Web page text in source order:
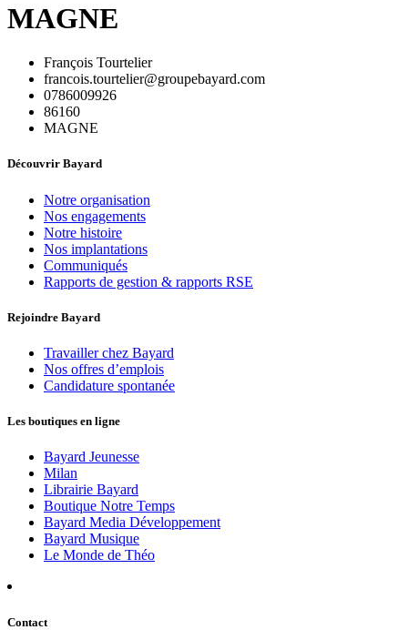
MAGNE
François Tourtelier
francois.tourtelier@groupebayard.com
0786009926
86160
MAGNE
Découvrir Bayard
Notre organisation
Nos engagements
Notre histoire
Nos implantations
Communiqués
Rapports de gestion & rapports RSE
Rejoindre Bayard
Travailler chez Bayard
Nos offres d’emplois
Candidature spontanée
Les boutiques en ligne
Bayard Jeunesse
Milan
Librairie Bayard
Boutique Notre Temps
Bayard Media Développement
Bayard Musique
Le Monde de Théo
Contact